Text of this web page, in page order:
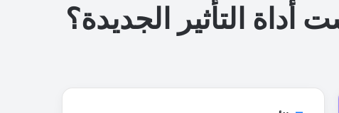
التأثير الجديدة؟